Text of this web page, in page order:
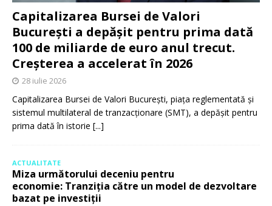
Capitalizarea Bursei de Valori
București a depășit pentru prima dată
100 de miliarde de euro anul trecut.
Creșterea a accelerat în 2026
28 iulie 2026
Capitalizarea Bursei de Valori București, piața reglementată și
sistemul multilateral de tranzacționare (SMT), a depășit pentru
prima dată în istorie [...]
ACTUALITATE
Miza următorului deceniu pentru
economie: Tranziția către un model de dezvoltare
bazat pe investiții